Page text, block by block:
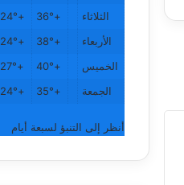
الثلاثاء
+
36°
+
24°
الأربعاء
+
38°
+
24°
الخميس
+
40°
+
27°
الجمعة
+
35°
+
24°
أنظر إلى التنبؤ لسبعة أيام